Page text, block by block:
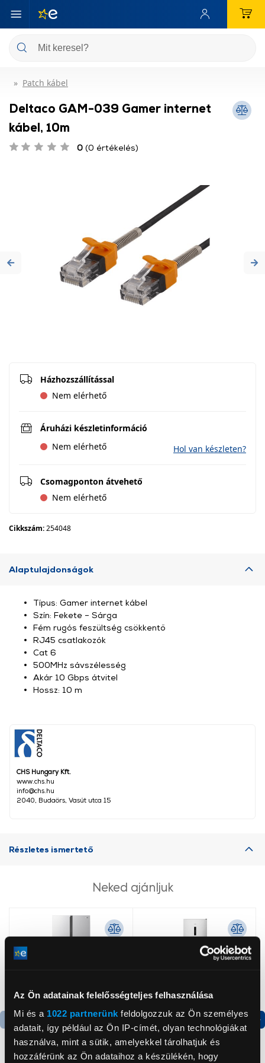
Az Ön adatainak felelősségteljes felhasználása
Mi és a 1022 partnerünk feldolgozzuk az Ön személyes
adatait, így például az Ön IP-címét, olyan technológiákat
használva, mint a sütik, amelyekkel tárolhatjuk és
hozzáférünk az Ön adataihoz a készülékén, hogy
Patch kábel
Deltaco GAM-039 Gamer internet
kábel, 10m
0 (0 értékelés)
Previous
Házhozszállítással
Nem elérhető
Áruházi készletinformáció
Nem elérhető
Hol van készleten?
Csomagponton átvehető
Nem elérhető
Cikkszám:254048
Alaptulajdonságok
CHS Hungary Kft.
www.chs.hu
info@chs.hu
2040, Budaörs, Vasút utca 15
Típus: Gamer internet kábel
Szín: Fekete – Sárga
Fém rugós feszültség csökkentő
RJ45 csatlakozók
Cat 6
500MHz sávszélesség
Akár 10 Gbps átvitel
Hossz: 10 m
Részletes ismertető
Neked ajánljuk
Termék adatlap